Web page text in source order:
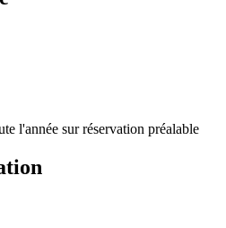
l'année sur réservation préalable